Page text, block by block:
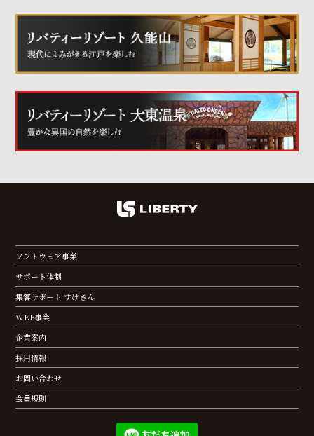
ソフトウェア事業
サポート体制
集客サポート すけさん
WEB事業
企業案内
採用情報
お問い合わせ
会員規則